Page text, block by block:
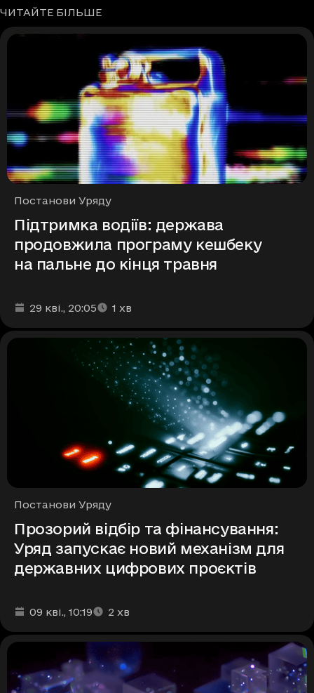
ЧИТАЙТЕ БІЛЬШЕ
Рубрики
Постанови Уряду
Підтримка водіїв: держава
продовжила програму кешбеку
на пальне до кінця травня
Дата та час публікації
29 кві., 20:05
Час читання: 1 хв
Рубрики
Постанови Уряду
Прозорий відбір та фінансування:
Уряд запускає новий механізм для
державних цифрових проєктів
Дата та час публікації
09 кві., 10:19
Час читання: 2 хв